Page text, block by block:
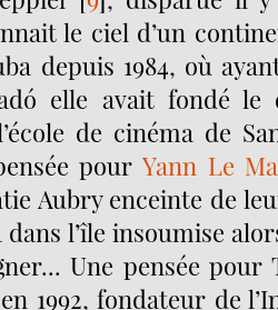
le ciel d’un
depuis 1984, où
elle avait fondé le
de cinéma de
pour Yann Le
Aubry enceinte de
dans l’île insoumise
Une pensée pour
1992, fondateur de